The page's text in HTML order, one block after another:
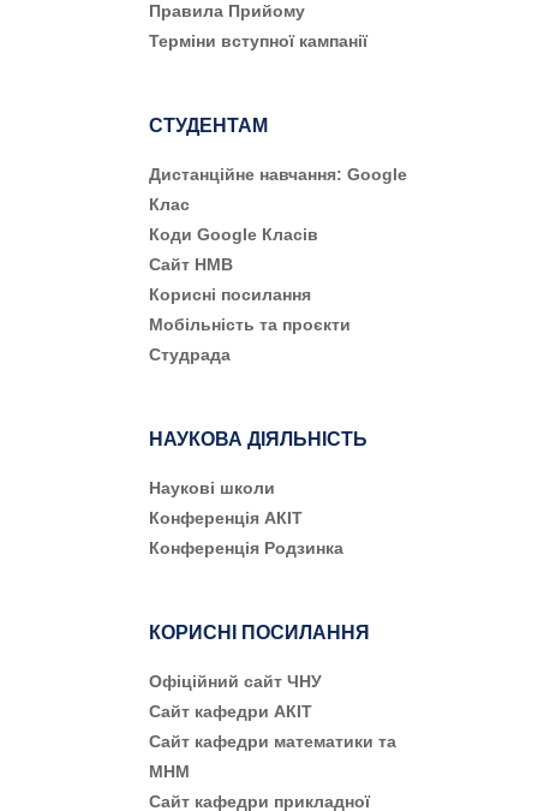
Правила Прийому
Терміни вступної кампанії
СТУДЕНТАМ
Дистанційне навчання: Google
Клас
Коди Google Класів
Сайт НМВ
Корисні посилання
Мобільність та проєкти
Студрада
НАУКОВА ДІЯЛЬНІСТЬ
Наукові школи
Конференція АКІТ
Конференція Родзинка
КОРИСНІ ПОСИЛАННЯ
Офіційний сайт ЧНУ
Сайт кафедри АКІТ
Сайт кафедри математики та
МНМ
Сайт кафедри прикладної